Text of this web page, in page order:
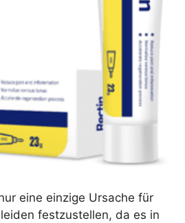
eine einzige Ursache für
festzustellen, da es in